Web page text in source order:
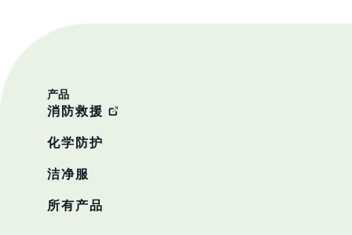
产品
消防救援
化学防护
洁净服
所有产品